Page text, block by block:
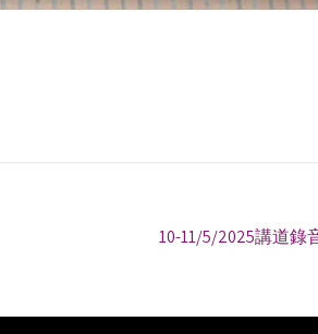
10-11/5/2025講道錄